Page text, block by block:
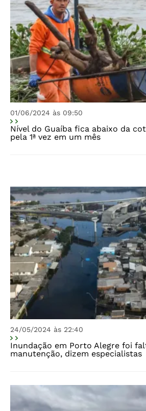
01/06/2024 às 09:50
Nível do Guaíba fica abaixo da
pela 1ª vez em um mês
24/05/2024 às 22:40
Inundação em Porto Alegre foi
manutenção, dizem especialistas